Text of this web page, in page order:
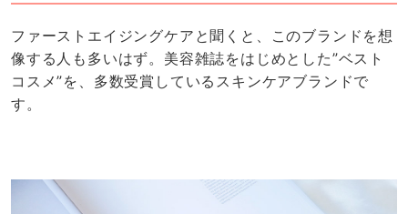
ファーストエイジングケアと聞くと、このブランドを想
像する人も多いはず。美容雑誌をはじめとした”ベスト
コスメ”を、多数受賞しているスキンケアブランドで
す。